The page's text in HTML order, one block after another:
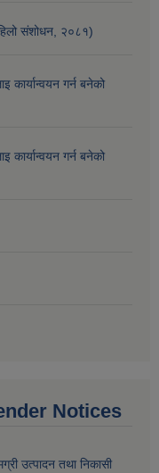
संशोधन, २०८१)
कार्यान्वयन गर्न बनेको
कार्यान्वयन गर्न बनेको
Notices
उत्पादन तथा निकासी